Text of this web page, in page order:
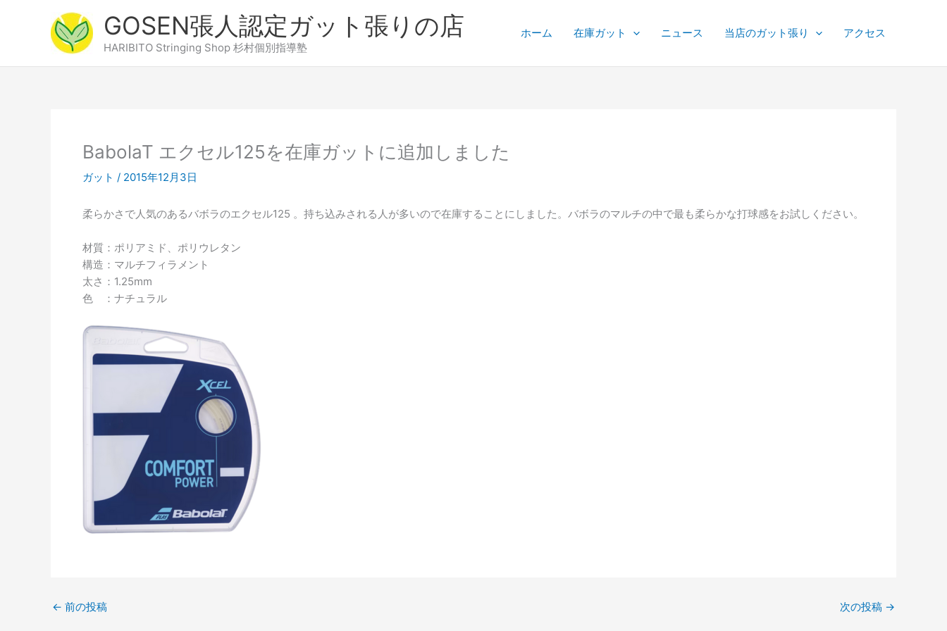
GOSEN張人認定ガット張りの店
HARIBITO Stringing Shop 杉村個別指導塾
ホーム 在庫ガット ニュース 当店のガット張り アクセス
BabolaT エクセル125を在庫ガットに追加しました
ガット / 2015年12月3日
柔らかさで人気のあるバボラのエクセル125 。持ち込みされる人が多いので在庫することにしました。バボラのマルチの中で最も柔らかな打球感をお試しください。
材質：ポリアミド、ポリウレタン
構造：マルチフィラメント
太さ：1.25mm
色 ：ナチュラル
← 前の投稿 次の投稿 →